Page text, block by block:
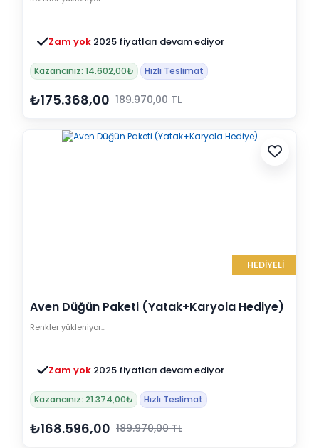
Zam yok 2025 fiyatları devam ediyor
Kazancınız: 14.602,00₺ Hızlı Teslimat
₺175.368,00 189.970,00 TL
HEDİYELİ
Aven Düğün Paketi (Yatak+Karyola Hediye)
Renkler yükleniyor…
Zam yok 2025 fiyatları devam ediyor
Kazancınız: 21.374,00₺ Hızlı Teslimat
₺168.596,00 189.970,00 TL